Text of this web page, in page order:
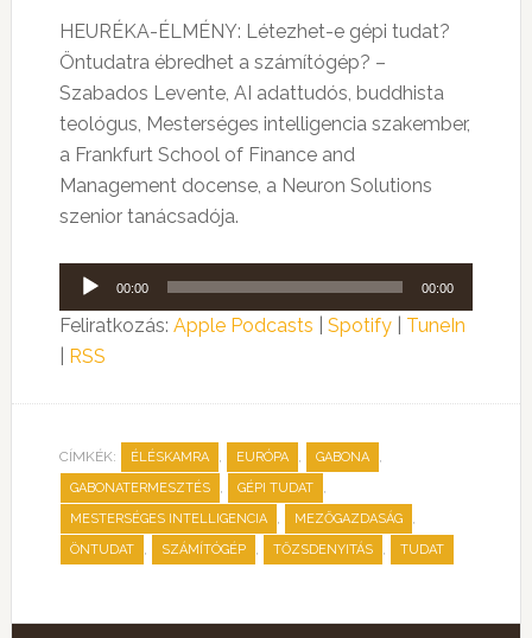
HEURÉKA-ÉLMÉNY: Létezhet-e gépi tudat?
Öntudatra ébredhet a számítógép? –
Szabados Levente, AI adattudós, buddhista
teológus, Mesterséges intelligencia szakember,
a Frankfurt School of Finance and
Management docense, a Neuron Solutions
szenior tanácsadója.
Audió
lejátszó
00:00 00:00
Feliratkozás: Apple Podcasts Spotify| TuneIn
RSS
CÍMKÉK: ÉLÉSKAMRA , EURÓPA , GABONA ,
GABONATERMESZTÉS , GÉPI TUDAT ,
MESTERSÉGES INTELLIGENCIA , MEZŐGAZDASÁG ,
ÖNTUDAT , SZÁMÍTÓGÉP , TŐZSDENYITÁS , TUDAT